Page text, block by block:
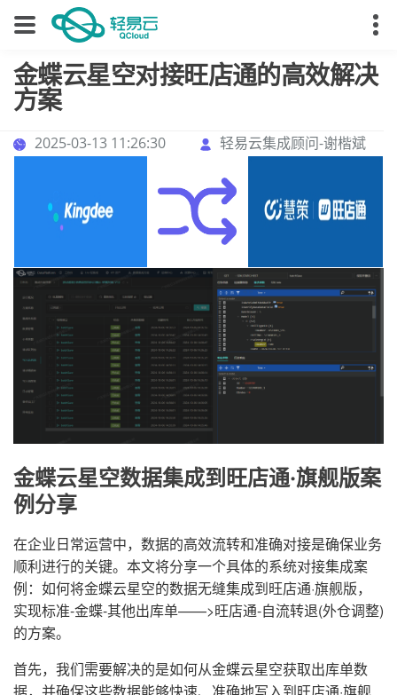
金蝶云星空对接旺店通的高效解决
方案
2025-03-13 11:26:30 轻易云集成顾问-谢楷斌
金蝶云星空数据集成到旺店通·旗舰版案
例分享
在企业日常运营中，数据的高效流转和准确对接是确保业务
顺利进行的关键。本文将分享一个具体的系统对接集成案
例：如何将金蝶云星空的数据无缝集成到旺店通·旗舰版，
实现标准-金蝶-其他出库单——>旺店通-自流转退(外仓调整)
的方案。
首先，我们需要解决的是如何从金蝶云星空获取出库单数